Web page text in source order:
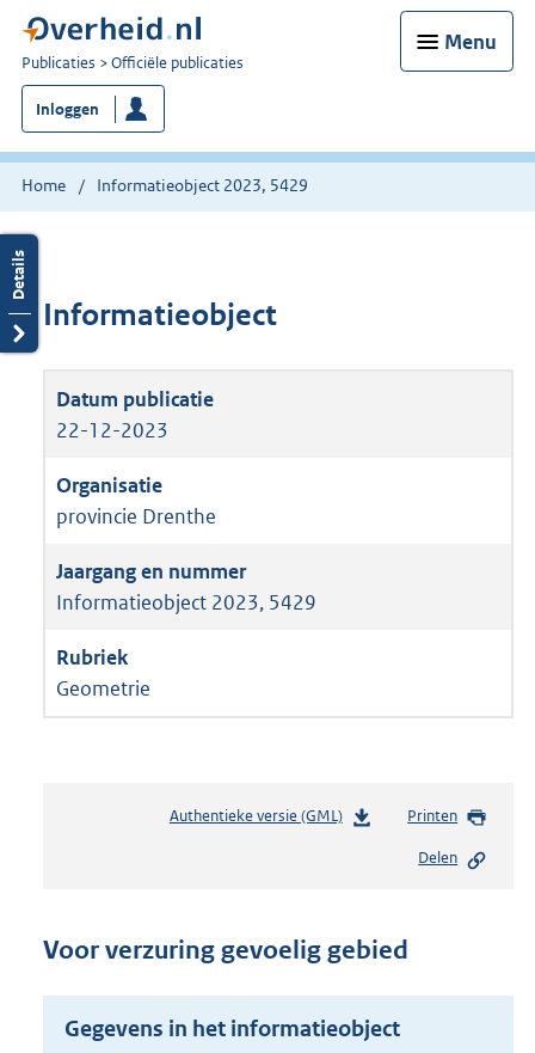
Menu
U
bent
nu
hier:
Publicaties Officiële publicaties
Inloggen
Home Informatieobject 2023, 5429
Informatieobject
22-12-2023
provincie Drenthe
Informatieobject 2023, 5429
Geometrie
Authentieke versie (GML)b
n
s
r
Printen
Delen
Voor verzuring gevoelig gebied
Gegevens in het informatieobject